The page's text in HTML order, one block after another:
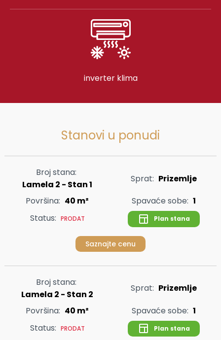
inverter klima
Stanovi u ponudi
Broj stana:
Lamela 2 - Stan 1
Sprat: Prizemlje
Površina: 40 m² Spavaće sobe: 1
Status: PRODAT Plan stana
Saznajte cenu
Broj stana:
Lamela 2 - Stan 2
Sprat: Prizemlje
Površina: 40 m² Spavaće sobe: 1
Status: PRODAT Plan stana